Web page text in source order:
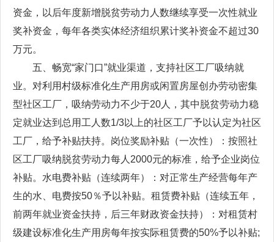
资金，以后年度新增脱贫劳动力人数继续享受一次性就业
奖补资金，每年各类实体经济组织累计奖补资金不超过30
万元。
五、畅宽“家门口”就业渠道，支持社区工厂吸纳就
业。对利用村级标准化生产用房或闲置房屋创办劳动密集
型社区工厂，吸纳劳动力不少于20人，其中脱贫劳动力稳
定就业达到总用工人数1/3以上的社区工厂予以认定为社区
工厂，给予补贴扶持。岗位奖励补贴（一次性）：按照社
区工厂吸纳脱贫劳动力每人2000元的标准，给予企业岗位
补贴。水电费补贴（连续两年）：对正常生产经营每年产
生的水、电费按50％予以补贴。租赁费补贴（连续五年，
前两年就业资金扶持，后三年财政资金扶持）：对租赁村
级建设标准化生产用房每年按实际租赁费的50%予以补贴;